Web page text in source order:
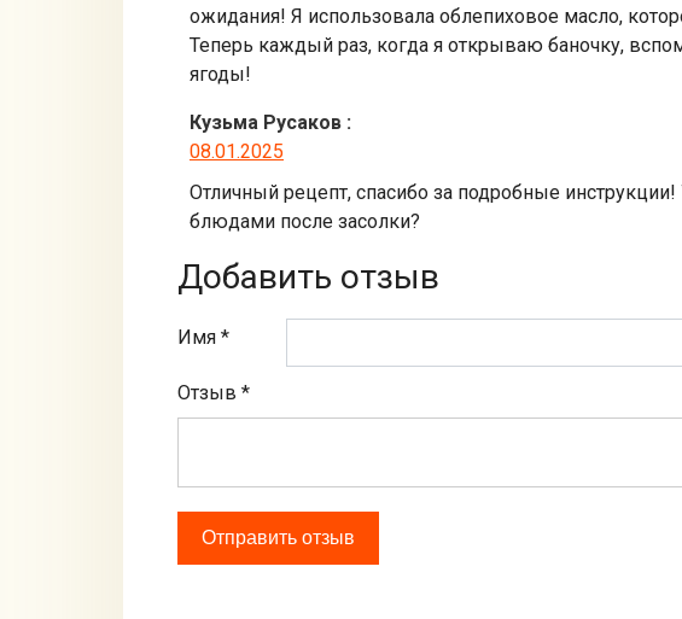
ожидания! Я использовала облепиховое масло,
Теперь каждый раз, когда я открываю баночку,
ягоды!
Кузьма Русаков :
08.01.2025
Отличный рецепт, спасибо за подробные
блюдами после засолки?
Добавить отзыв
Имя *
Отзыв *